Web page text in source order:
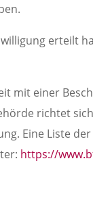
erteilt
mit einer
richtet
Eine Liste
https://